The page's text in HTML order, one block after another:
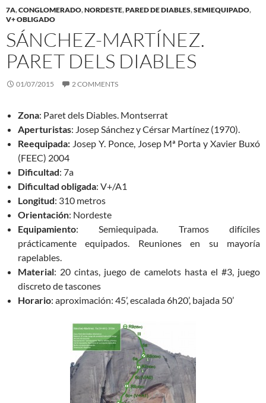
7A,CONGLOMERADO,NORDESTE,PARED DE DIABLES,SEMIEQUIPADO,
V+ OBLIGADO
SÁNCHEZ-MARTÍNEZ.
PARET DELS DIABLES
01/07/2015 2 COMMENTS
Zona: Paret dels Diables. Montserrat
Aperturistas: Josep Sánchez y Cérsar Martínez (1970).
Reequipada: Josep Y. Ponce, Josep Mª Porta y Xavier Buxó
(FEEC) 2004
Dificultad: 7a
Dificultad obligada: V+/A1
Longitud: 310 metros
Orientación: Nordeste
Equipamiento: Semiequipada. Tramos difíciles
prácticamente equipados. Reuniones en su mayoría
rapelables.
Material: 20 cintas, juego de camelots hasta el #3, juego
discreto de tascones
Horario: aproximación: 45’, escalada 6h20’, bajada 50’